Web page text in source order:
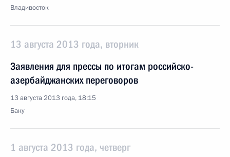
Владивосток
13 августа 2013 года, вторник
Заявления для прессы по итогам российско-
азербайджанских переговоров
13 августа 2013 года, 18:15
Баку
1 августа 2013 года, четверг